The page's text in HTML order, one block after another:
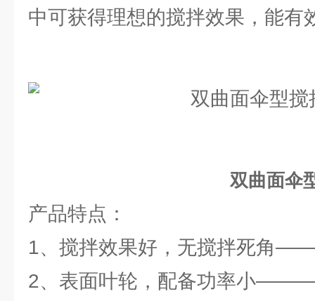
中可获得理想的搅拌效果，能有
双曲面伞
产品特点：
1、搅拌效果好，无搅拌死
2、表面叶轮，配备功率小